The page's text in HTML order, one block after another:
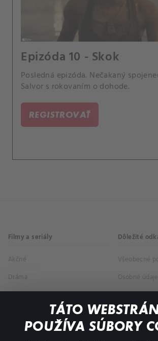
TÁTO
POUŽÍVA SÚBORY
Epizóda 10 - Skok
Posledná epizóda. Nečakaný
Salvor s rokovaním o dohode.
REGISTROVAŤ
Filmy a seriály
Akčné
Dráma
Dokumentárne
Dôležité
Všeobecné
Osobné údaje